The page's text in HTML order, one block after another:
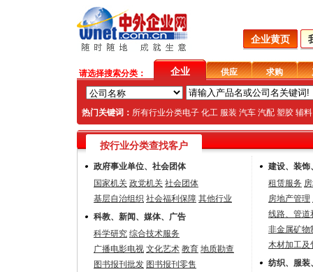
企业黄页
请选择搜索分类： 企业 供应 求购
热门关键词： 所有行业分类电子 化工 服装 汽车 汽配 塑胶 辅料
按行业分类查找客户
政府事业单位、社会团体
国家机关 政党机关 社会团体
基层自治组织 社会福利保障 其他行业
科教、新闻、媒体、广告
科学研究 综合技术服务
广播电影电视 文化艺术 教育 地质勘查
图书报刊批发 图书报刊零售
建设、装饰
租赁服务
房地产管理
线路、管道
非金属矿物
木材加工及
纺织、服装